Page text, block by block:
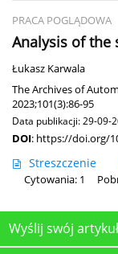
PRACA POGLĄDOWA
Analysis of the
Łukasz Karwala
The Archives of
2023;101(3):86-95
Data publikacji: 29-09-
DOI: https://doi.org/
Streszczenie
Cytowania: 1
Wyślij swój artykuł